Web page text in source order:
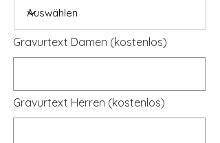
Gravurtext Damen (kostenlos)
Gravurtext Herren (kostenlos)